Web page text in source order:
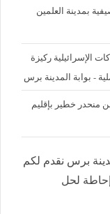
بمدينة العلمين
الإسرائيلية ركيزة
- بوابة المدينة برس
منحدر خطير بإقليم
برس نقدم لكم
إحاطة لحل